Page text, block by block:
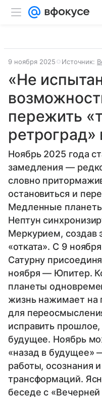
9 ноября 2025 Источник:
«Не
пережить
ретроград»
Ноябрь 2025 года
замедления —
словно
остановиться и
Медленные
Нептун
Меркурием, создав
«отката». С 9
Сатурну
ноября — Юпитер.
планеты
жизнь нажимает на
для
исправить
будущее. Ноябрь
«назад в будущее»
работы, осознания
трансформаций.
беседе с